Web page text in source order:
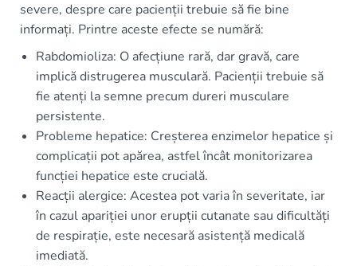
severe, despre care pacienții trebuie să fie bine
informați. Printre aceste efecte se numără:
Rabdomioliza: O afecțiune rară, dar gravă, care
implică distrugerea musculară. Pacienții trebuie să
fie atenți la semne precum dureri musculare
persistente.
Probleme hepatice: Creșterea enzimelor hepatice și
complicații pot apărea, astfel încât monitorizarea
funcției hepatice este crucială.
Reacții alergice: Acestea pot varia în severitate, iar
în cazul apariției unor erupții cutanate sau dificultăți
de respirație, este necesară asistență medicală
imediată.